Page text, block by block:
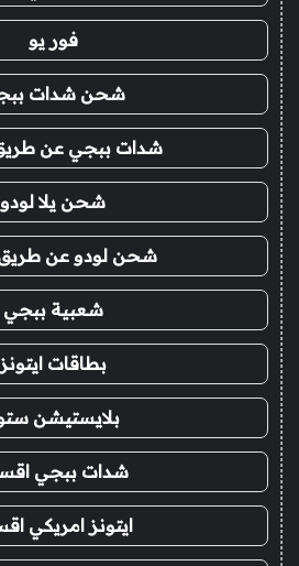
فور يو
شحن شدات
شدات ببجي عن طريق
شحن يلا لودو
شحن لودو عن طريق
شعبية ببجي
بطاقات ايتونز
بلايستيشن
شدات ببجي
ايتونز امريكي